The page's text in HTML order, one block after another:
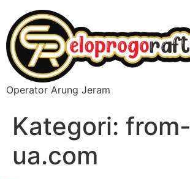
Operator Arung Jeram
Kategori: from-
ua.com